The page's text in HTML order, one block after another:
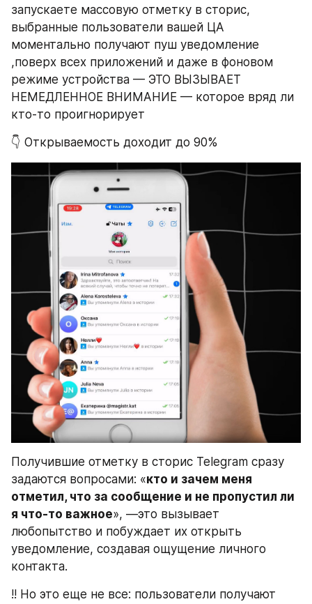
запускаете массовую отметку в сторис,
выбранные пользователи вашей ЦА
моментально получают пуш уведомление
,поверх всех приложений и даже в фоновом
режиме устройства — ЭТО ВЫЗЫВАЕТ
НЕМЕДЛЕННОЕ ВНИМАНИЕ — которое вряд ли
кто-то проигнорирует
👇 Открываемость доходит до 90%
Получившие отметку в сторис Telegram сразу
задаются вопросами: «кто и зачем меня
отметил, что за сообщение и не пропустил ли
я что-то важное», —это вызывает
любопытство и побуждает их открыть
уведомление, создавая ощущение личного
контакта.
!! Но это еще не все: пользователи получают